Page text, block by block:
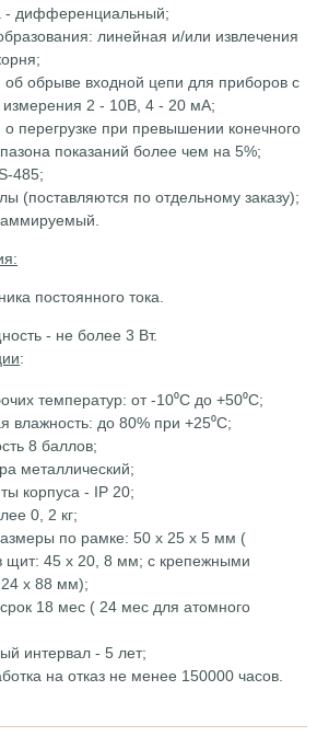
- дифференциальный;
линейная и/или извлечения
об обрыве входной цепи для приборов с
измерения 2 - 10В, 4 - 20 мА;
о перегрузке при превышении конечного
показаний более чем на 5%;
485;
(поставляются по отдельному заказу);
постоянного тока.
- не более 3 Вт.
:
температур: от -10⁰С до +50⁰С;
влажность: до 80% при +25⁰С;
8 баллов;
металлический;
корпуса - IP 20;
0, 2 кг;
по рамке: 50 х 25 х 5 мм (
щит: 45 х 20, 8 мм; с крепежными
х 88 мм);
18 мес ( 24 мес для атомного
интервал - 5 лет;
на отказ не менее 150000 часов.